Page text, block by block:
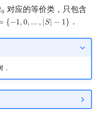
0
0 对应的等价类，只包含
{−1,0,… ,|𝑆| − 1}
{ −1,0,…,| S| − } ．
．